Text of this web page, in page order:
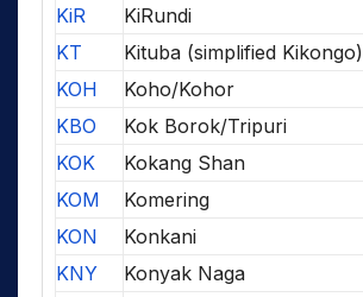
KiR
KiRundi
KT
Kituba (simplified Kikongo)
KOH
Koho/Kohor
KBO
Kok Borok/Tripuri
KOK
Kokang Shan
KOM
Komering
KON
Konkani
KNY
Konyak Naga